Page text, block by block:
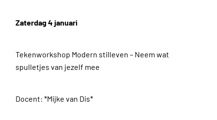
Zaterdag 4 januari
Tekenworkshop Modern stilleven – Neem wat
spulletjes van jezelf mee
Docent: *Mijke van Dis*